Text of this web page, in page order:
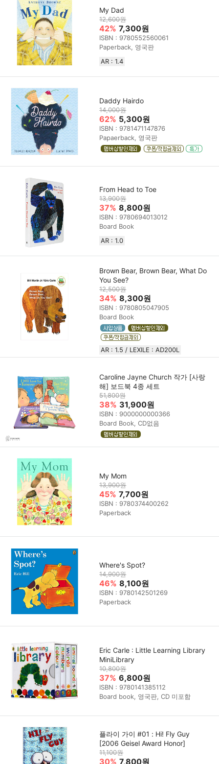
My Dad
12,600원
42% 7,300원
ISBN : 9780552560061
Paperback, 영국판
AR : 1.4
Daddy Hairdo
14,000원
62% 5,300원
ISBN : 9781471147876
Papaerback, 영국판
From Head to Toe
13,900원
37% 8,800원
ISBN : 9780694013012
Board Book
AR : 1.0
Brown Bear, Brown Bear, What Do
You See?
12,500원
34% 8,300원
ISBN : 9780805047905
Board Book
AR : 1.5 / LEXILE : AD200L
Caroline Jayne Church 작가 [사랑
해] 보드북 4종 세트
51,800원
38% 31,900원
ISBN : 9000000000366
Board Book, CD없음
My Mom
13,900원
45% 7,700원
ISBN : 9780374400262
Paperback
Where's Spot?
14,900원
46% 8,100원
ISBN : 9780142501269
Paperback
Eric Carle : Little Learning Library
MiniLibrary
10,800원
37% 6,800원
ISBN : 9780141385112
Board book, 영국판, CD 미포함
플라이 가이 #01 : Hi! Fly Guy
[2006 Geisel Award Honor]
11,100원
30% 7,800원